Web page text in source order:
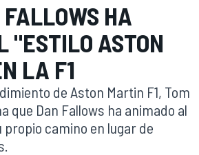
FALLOWS HA
"ESTILO ASTON
LA F1
de Aston Martin F1, Tom
que Dan Fallows ha animado al
propio camino en lugar de